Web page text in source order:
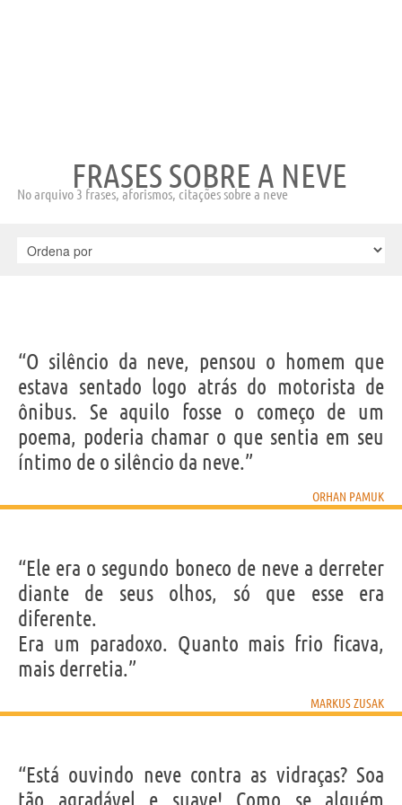
FRASES SOBRE A NEVE
No arquivo 3 frases, aforismos, citações sobre a neve
“O silêncio da neve, pensou o homem que
estava sentado logo atrás do motorista de
ônibus. Se aquilo fosse o começo de um
poema, poderia chamar o que sentia em seu
íntimo de o silêncio da neve.”
ORHAN PAMUK
“Ele era o segundo boneco de neve a derreter
diante de seus olhos, só que esse era
diferente.
Era um paradoxo. Quanto mais frio ficava,
mais derretia.”
MARKUS ZUSAK
“Está ouvindo neve contra as vidraças? Soa
tão agradável e suave! Como se alguém